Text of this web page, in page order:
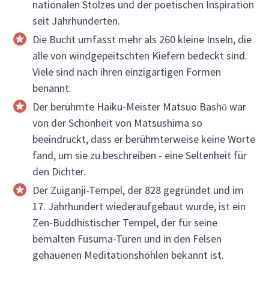
nationalen Stolzes und der poetischen Inspiration
seit Jahrhunderten.
Die Bucht umfasst mehr als 260 kleine Inseln, die
alle von windgepeitschten Kiefern bedeckt sind.
Viele sind nach ihren einzigartigen Formen
benannt.
Der berühmte Haiku-Meister Matsuo Bashō war
von der Schönheit von Matsushima so
beeindruckt, dass er berühmterweise keine Worte
fand, um sie zu beschreiben - eine Seltenheit für
den Dichter.
Der Zuiganji-Tempel, der 828 gegründet und im
17. Jahrhundert wiederaufgebaut wurde, ist ein
Zen-Buddhistischer Tempel, der für seine
bemalten Fusuma-Türen und in den Felsen
gehauenen Meditationshöhlen bekannt ist.